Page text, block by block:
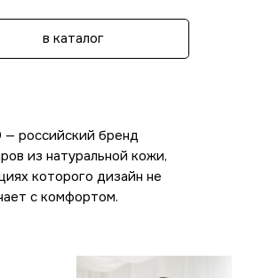
в каталог
— российский бренд
из натуральной кожи,
которого дизайн не
с комфортом.